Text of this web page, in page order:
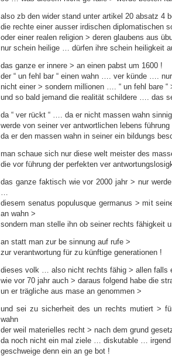
also zb den wider stand unter artikel 20 absatz 4
die rechte einer ausser irdischen diplomatischen
oder einer realen religion > deren glaubens aus
nur schein heilige … dürfen ihre schein heiligkeit
das ganze er innere > an einen pabst um 1600 !
der “ un fehl bar “ einen wahn …. ver künde ….
nicht einer > sondern millionen …. “ un fehl bare “
und so bald jemand die realität schildere …. das
da “ ver rückt “ …. da er nicht massen wahn
werde von seiner ver antwortlichen lebens
da er den massen wahn in seiner ein bildungs
man schaue sich nur diese welt meister des
die vor führung der perfekten ver
das ganze faktisch wie vor 2000 jahr > nur
diesem senatus populusque germanus > mit
an wahn >
sondern man stelle ihn ob seiner rechts fähigkeit
an statt man zur be sinnung auf rufe >
zur verantwortung für zu künftige generationen !
dieses volk … also nicht rechts fähig > allen falls
wie vor 70 jahr auch > daraus folgend habe die
un er trägliche aus mase an genommen >
und sei zu sicherheit des un rechts mutiert >
wahn
der weil materielles recht > nach dem grund
da noch nicht ein mal ziele … diskutable … irgend
geschweige denn ein an ge bot !